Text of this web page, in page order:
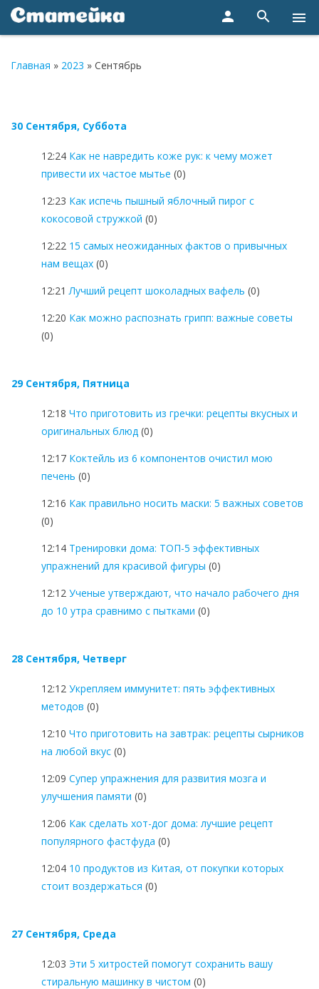
person search menu
Главная » 2023 » Сентябрь
30 Сентября, Суббота
12:24 Как не навредить коже рук: к чему может
привести их частое мытье (0)
12:23 Как испечь пышный яблочный пирог с
кокосовой стружкой (0)
12:22 15 самых неожиданных фактов о привычных
нам вещах (0)
12:21 Лучший рецепт шоколадных вафель (0)
12:20 Как можно распознать грипп: важные советы
(0)
29 Сентября, Пятница
12:18 Что приготовить из гречки: рецепты вкусных и
оригинальных блюд (0)
12:17 Коктейль из 6 компонентов очистил мою
печень (0)
12:16 Как правильно носить маски: 5 важных советов
(0)
12:14 Тренировки дома: ТОП-5 эффективных
упражнений для красивой фигуры (0)
12:12 Ученые утверждают, что начало рабочего дня
до 10 утра сравнимо с пытками (0)
28 Сентября, Четверг
12:12 Укрепляем иммунитет: пять эффективных
методов (0)
12:10 Что приготовить на завтрак: рецепты сырников
на любой вкус (0)
12:09 Супер упражнения для развития мозга и
улучшения памяти (0)
12:06 Как сделать хот-дог дома: лучшие рецепт
популярного фастфуда (0)
12:04 10 продуктов из Китая, от покупки которых
стоит воздержаться (0)
27 Сентября, Среда
12:03 Эти 5 хитростей помогут сохранить вашу
стиральную машинку в чистом (0)